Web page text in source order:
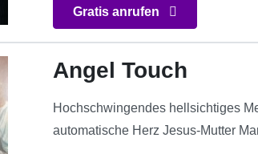
Gratis anrufen
Angel Touch
Hochschwingendes hellsichtiges
automatische Herz Jesus-Mutter